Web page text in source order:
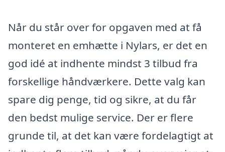
Når du står over for opgaven med at få
monteret en emhætte i Nylars, er det en
god idé at indhente mindst 3 tilbud fra
forskellige håndværkere. Dette valg kan
spare dig penge, tid og sikre, at du får
den bedst mulige service. Der er flere
grunde til, at det kan være fordelagtigt at